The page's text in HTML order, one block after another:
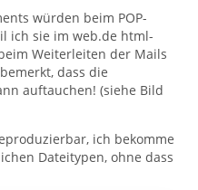
würden beim POP-
ich sie im web.de html-
Weiterleiten der Mails
dass die
auftauchen! (siehe Bild
ich bekomme
Dateitypen, ohne dass